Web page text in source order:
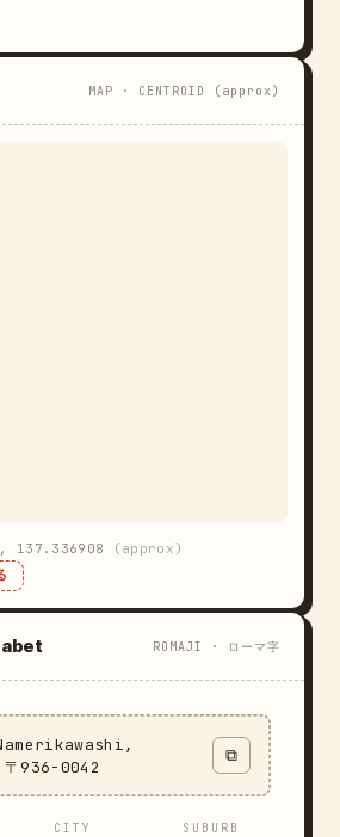
MAP · CENTROID (approx)
137.336908 (approx)
ROMAJI · ローマ字
936-0042
⧉
CITY SUBURB